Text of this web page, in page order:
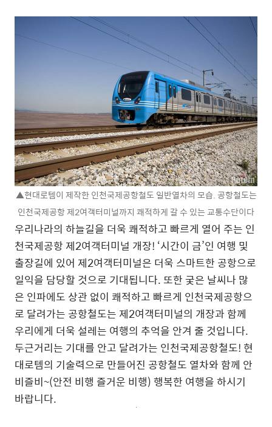
▲현대로템이 제작한 인천국제공항철도 일반열차의 모습. 공항철도는
인천국제공항 제2여객터미널까지 쾌적하게 갈 수 있는 교통수단이다
우리나라의 하늘길을 더욱 쾌적하고 빠르게 열어 주는 인
천국제공항 제2여객터미널 개장! ‘시간이 금’인 여행 및
출장길에 있어 제2여객터미널은 더욱 스마트한 공항으로
일익을 담당할 것으로 기대됩니다. 또한 궂은 날씨나 많
은 인파에도 상관 없이 쾌적하고 빠르게 인천국제공항으
로 달려가는 공항철도는 제2여객터미널의 개장과 함께
우리에게 더욱 설레는 여행의 추억을 안겨 줄 것입니다.
두근거리는 기대를 안고 달려가는 인천국제공항철도! 현
대로템의 기술력으로 만들어진 공항철도 열차와 함께 안
비즐비~(안전 비행 즐거운 비행) 행복한 여행을 하시기
바랍니다.